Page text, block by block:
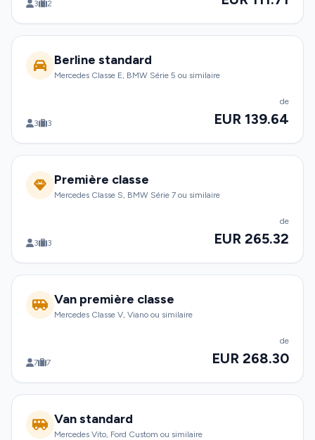
3 2
Berline standard
Mercedes Classe E, BMW Série 5 ou similaire
3 3
de
EUR 139.64
Première classe
Mercedes Classe S, BMW Série 7 ou similaire
3 3
de
EUR 265.32
Van première classe
Mercedes Classe V, Viano ou similaire
7 7
de
EUR 268.30
Van standard
Mercedes Vito, Ford Custom ou similaire